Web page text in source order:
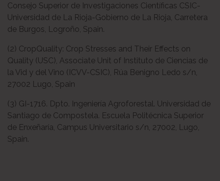
Consejo Superior de Investigaciones Científicas CSIC-
Universidad de La Rioja-Gobierno de La Rioja, Carretera
de Burgos, Logroño, Spain.
(2) CropQuality: Crop Stresses and Their Effects on
Quality (USC), Associate Unit of Instituto de Ciencias de
la Vid y del Vino (ICVV-CSIC), Rúa Benigno Ledo s/n,
27002 Lugo, Spain
(3) GI-1716. Dpto. Ingeniería Agroforestal. Universidad de
Santiago de Compostela. Escuela Politécnica Superior
de Enxeñaría, Campus Universitario s/n, 27002, Lugo,
Spain.